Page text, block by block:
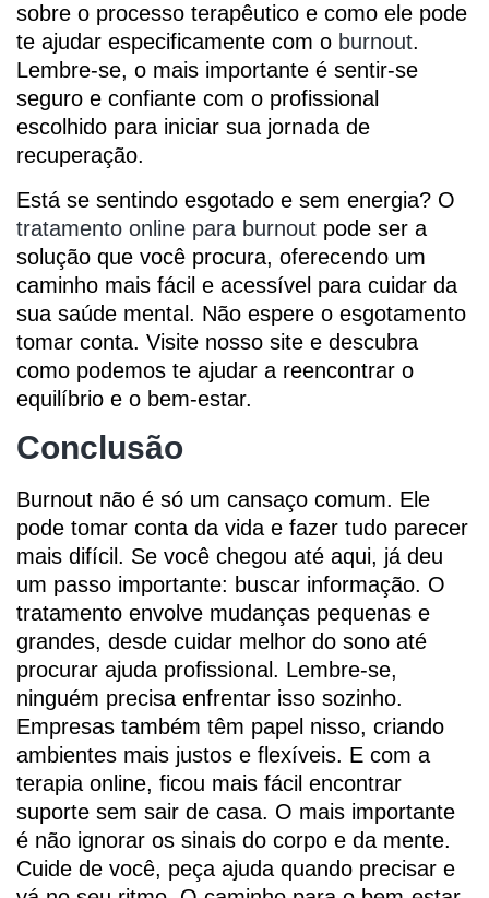
sobre o processo terapêutico e como ele pode
te ajudar especificamente com o burnout.
Lembre-se, o mais importante é sentir-se
seguro e confiante com o profissional
escolhido para iniciar sua jornada de
recuperação.
Está se sentindo esgotado e sem energia? O
tratamento online para burnout pode ser a
solução que você procura, oferecendo um
caminho mais fácil e acessível para cuidar da
sua saúde mental. Não espere o esgotamento
tomar conta. Visite nosso site e descubra
como podemos te ajudar a reencontrar o
equilíbrio e o bem-estar.
Conclusão
Burnout não é só um cansaço comum. Ele
pode tomar conta da vida e fazer tudo parecer
mais difícil. Se você chegou até aqui, já deu
um passo importante: buscar informação. O
tratamento envolve mudanças pequenas e
grandes, desde cuidar melhor do sono até
procurar ajuda profissional. Lembre-se,
ninguém precisa enfrentar isso sozinho.
Empresas também têm papel nisso, criando
ambientes mais justos e flexíveis. E com a
terapia online, ficou mais fácil encontrar
suporte sem sair de casa. O mais importante
é não ignorar os sinais do corpo e da mente.
Cuide de você, peça ajuda quando precisar e